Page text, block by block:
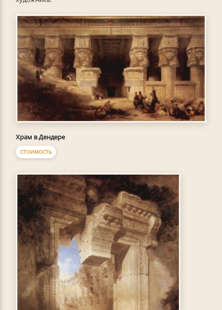
Храм в Дендере
СТОИМОСТЬ